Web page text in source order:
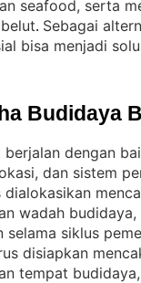
seafood, serta
. Sebagai
bisa menjadi
Budidaya
dengan
dan sistem
dialokasikan
wadah budidaya,
selama siklus
disiapkan
tempat